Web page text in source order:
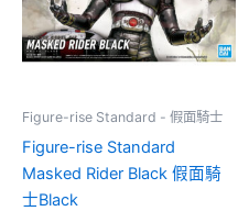
Figure-rise Standard - 假面騎士
Figure-rise Standard
Masked Rider Black 假面騎
士Black